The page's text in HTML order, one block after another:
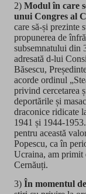
2) Modul în care
unui Congres al
care să-și prezinte
propunerea de
subsemnatului din
adresată d-lui
Băsescu,
acorde ordinul
privind cercetarea
deportările și
draconice ridicate
1941 și 1944-
pentru această
Popescu, ca în
Ucraina, am primit
Cernăuți.
3) În momentul